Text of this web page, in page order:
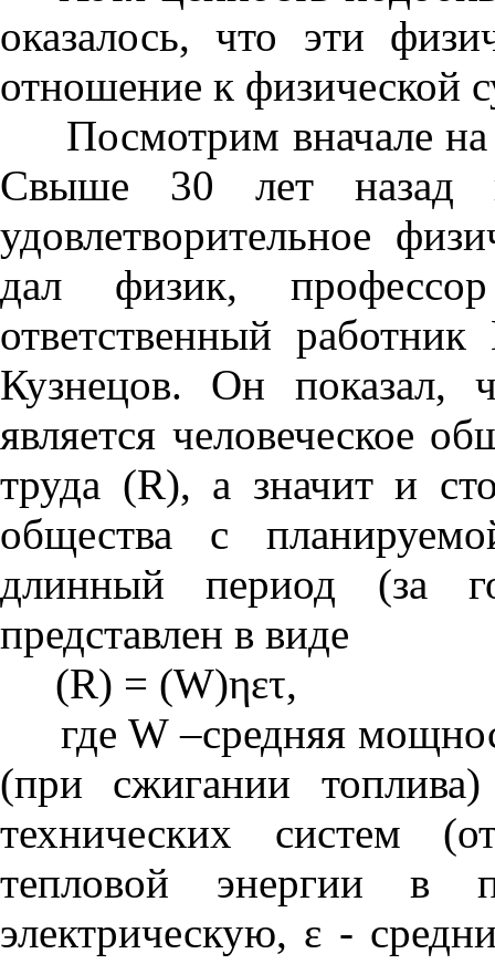
оказалось, что эти
отношение к физической
Посмотрим вначале на
Свыше 30 лет назад
удовлетворительное
дал физик,
ответственный
Кузнецов. Он показал,
является человеческое
труда (R), а значит и
общества с
длинный период (за
представлен в виде
(R) = (W)ηετ,
где W –средняя
(при сжигании
технических систем
тепловой энергии в
электрическую, ε -